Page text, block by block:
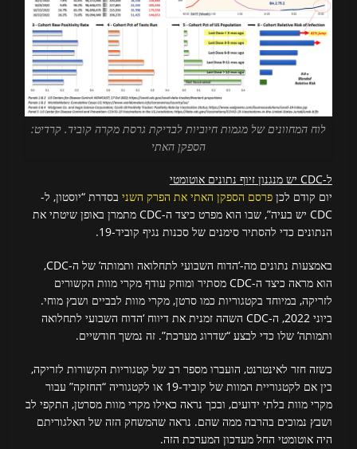
לוח המחוונים של מגמות חיוביות לבדיקת גרסת מקרה קוביד. קרדיט:
הספקן האתי
ל-CDC יש מנגנון זיוף נתונים אוטומטי
יום קודם לכןפרסם הספקן האתי את הפרק השני בסדרת “יוסטון, ל-
CDC יש בעיה”, שבו הוא מפרט כיצד ה-CDC מתמרן באופן שיטתי את
הנתונים כדי להסתיר סימנים של סכנות נגיף קוביד-19.
באמצעות נתונים מה-‘הדוח השבועי לתחלואה ותמותה’ של ה-CDC,
הוא מראה כיצד ה-CDC מסתיר ומוחק עודף מקרי מוות הקשורים
לזריקה, במיוחד בקטגוריות כמו סרטן, מקרי מוות לבביים ושבץ מוחי.
ביוני 2022, ה-CDC השהה זמנית את דיווח ‘הדוח השבועי לתחלואה
ותמותה’ שלו כדי לבצע “שדרוג מערכת”. זה נמשך חודשיים.
כשזה חזר לאינטרנט, הועברו מספר רב של קטגוריות הקשורות לזריקה,
בין אם לקטגוריית המוות של קוביד-19 או לקטגוריה “החזקה” עבור
מקרי מוות בלתי ידועים, ובכך נראה כאילו מקרי מוות מסרטן, התקפי לב
ושבץ נמוכים בהרבה ממה שהם. נראה שהמשחק הזה של האלגוריתם
היה אוטומטי החל מעדכון המערכת הזה.